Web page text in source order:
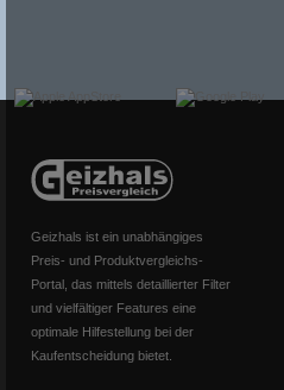
Geizhals ist ein unabhängiges
Preis- und Produktvergleichs-
Portal, das mittels detaillierter Filter
und vielfältiger Features eine
optimale Hilfestellung bei der
Kaufentscheidung bietet.